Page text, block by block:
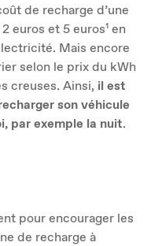
de recharge d’une
euros et 5 euros¹ en
Mais encore
selon le prix du kWh
creuses. Ainsi, il est
son véhicule
par exemple la nuit.
pour encourager les
de recharge à